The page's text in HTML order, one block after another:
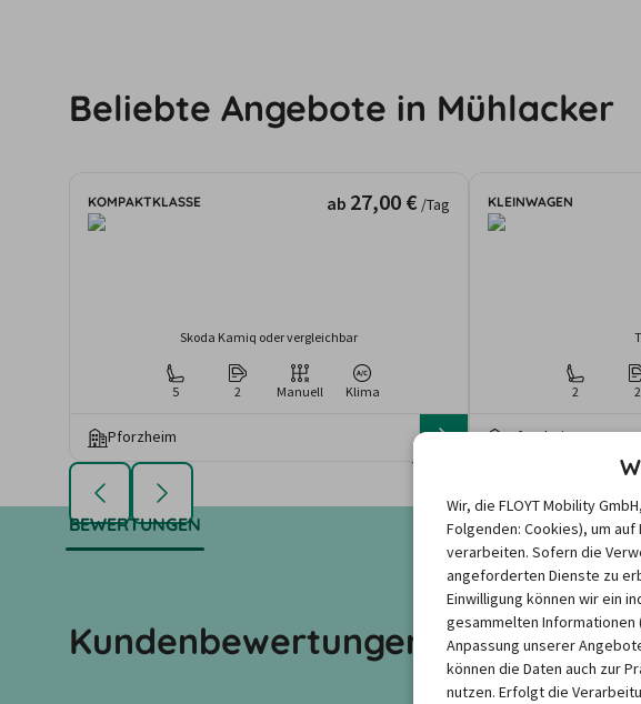
Beliebte Angebote in Mühlacker
KOMPAKTKLASSE ab 27,00 € /Tag
Skoda Kamiq oder vergleichbar
5 2 Manuell Klima
Pforzheim
KLEINWAGEN
2 2
Pforzheim
Die angezeigten Angebote und Preise
Mietdauer und dem Zeitraum
BEWERTUNGEN
Kundenbewertungen zu unseren
Wir, die FLOYT Mobility
Folgenden: Cookies), um
verarbeiten. Sofern die
angeforderten Dienste zu
Einwilligung können wir ein
gesammelten Informationen
Anpassung unserer
können die Daten auch zur
nutzen. Erfolgt die